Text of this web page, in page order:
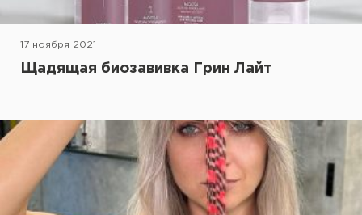
17 ноября 2021
Щадящая биозавивка Грин Лайт